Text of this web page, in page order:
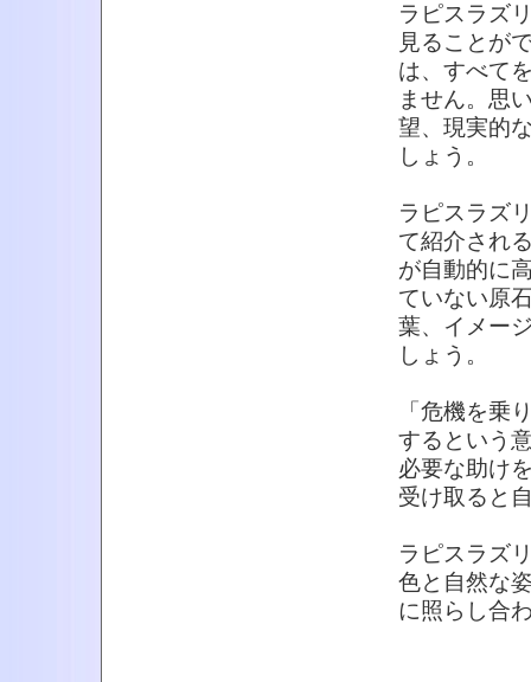
ラピスラズ
見ることが
は、すべて
ません。思
望、現実的
しょう。
ラピスラズ
て紹介され
が自動的に
ていない原
葉、イメー
しょう。
「危機を乗
するという
必要な助け
受け取ると
ラピスラズ
色と自然な
に照らし合